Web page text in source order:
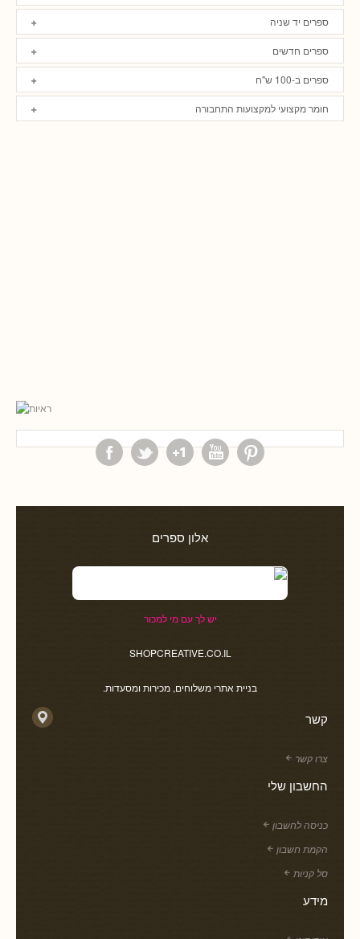
ספרים יד שניה
ספרים חדשים
ספרים ב-100 ש"ח
חומר מקצועי למקצועות התחבורה
אלון ספרים
יש לך עם מי למכור
SHOPCREATIVE.CO.IL
בניית אתרי משלוחים, מכירות ומסעדות.
קשר
צרו קשר
החשבון שלי
כניסה לחשבון
הקמת חשבון
סל קניות
מידע